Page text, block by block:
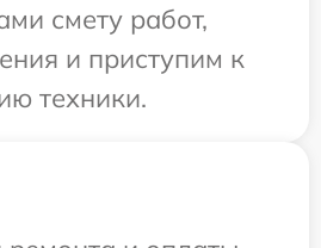
смету работ,
и приступим к
техники.